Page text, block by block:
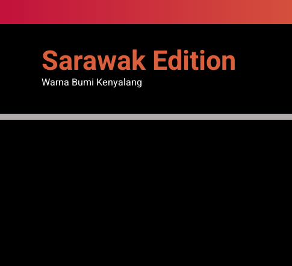
to
Sarawak Edition
Warna Bumi Kenyalang